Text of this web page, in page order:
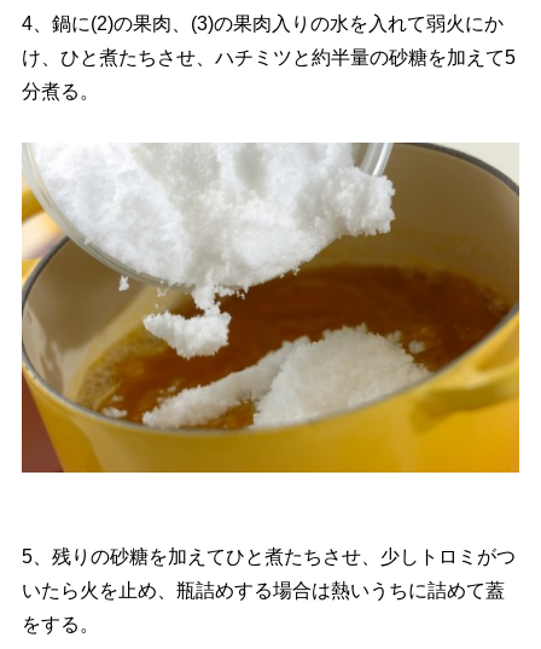
4、鍋に(2)の果肉、(3)の果肉入りの水を入れて弱火にか
け、ひと煮たちさせ、ハチミツと約半量の砂糖を加えて5
分煮る。
5、残りの砂糖を加えてひと煮たちさせ、少しトロミがつ
いたら火を止め、瓶詰めする場合は熱いうちに詰めて蓋
をする。